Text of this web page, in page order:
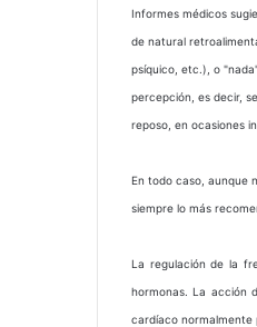
Informes médicos
de natural
psíquico, etc.), o
percepción, es decir,
reposo, en ocasiones
En todo caso, aunque
siempre lo más
La regulación de la
hormonas. La acción
cardíaco normalmente